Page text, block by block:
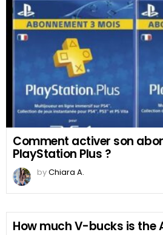
Comment activer son
PlayStation Plus ?
byChiara A.
How much V-bucks is the